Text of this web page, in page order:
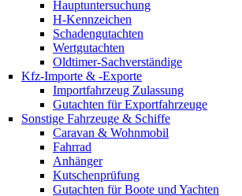
Hauptuntersuchung
H-Kennzeichen
Schadengutachten
Wertgutachten
Oldtimer-Sachverständige
Kfz-Importe & -Exporte
Importfahrzeug Zulassung
Gutachten für Exportfahrzeuge
Sonstige Fahrzeuge & Schiffe
Caravan & Wohnmobil
Fahrrad
Anhänger
Kutschenprüfung
Gutachten für Boote und Yachten